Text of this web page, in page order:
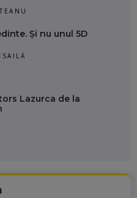
Și nu unul 5D
Lazurca de la